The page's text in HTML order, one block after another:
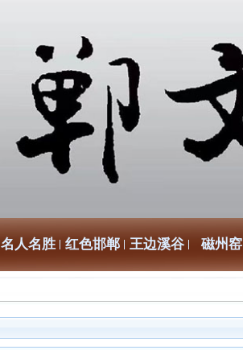
名人名胜 红色邯郸 王边溪谷 磁州窑